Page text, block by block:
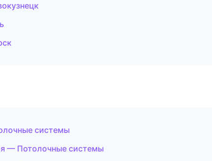
системы
— Потолочные системы